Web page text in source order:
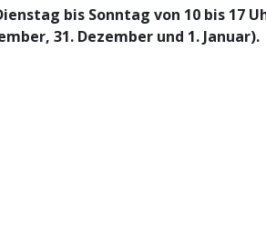
bis Sonntag von 10 bis 17
31. Dezember und 1. Januar).